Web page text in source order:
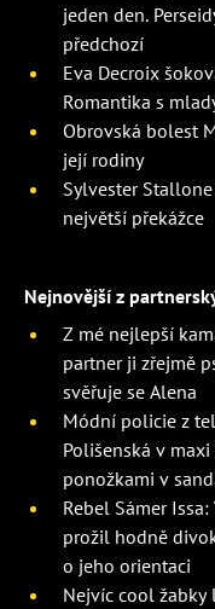
jeden den.
předchozí
Eva Decroix
Romantika s
Obrovská bolest
její rodiny
Sylvester
největší překážce
Nejnovější z
Z mé nejlepší
partner ji zřejmě
svěřuje se Alena
Módní policie z
Polišenská v
ponožkami v
Rebel Sámer
prožil hodně
o jeho orientaci
Nejvíc cool žabky